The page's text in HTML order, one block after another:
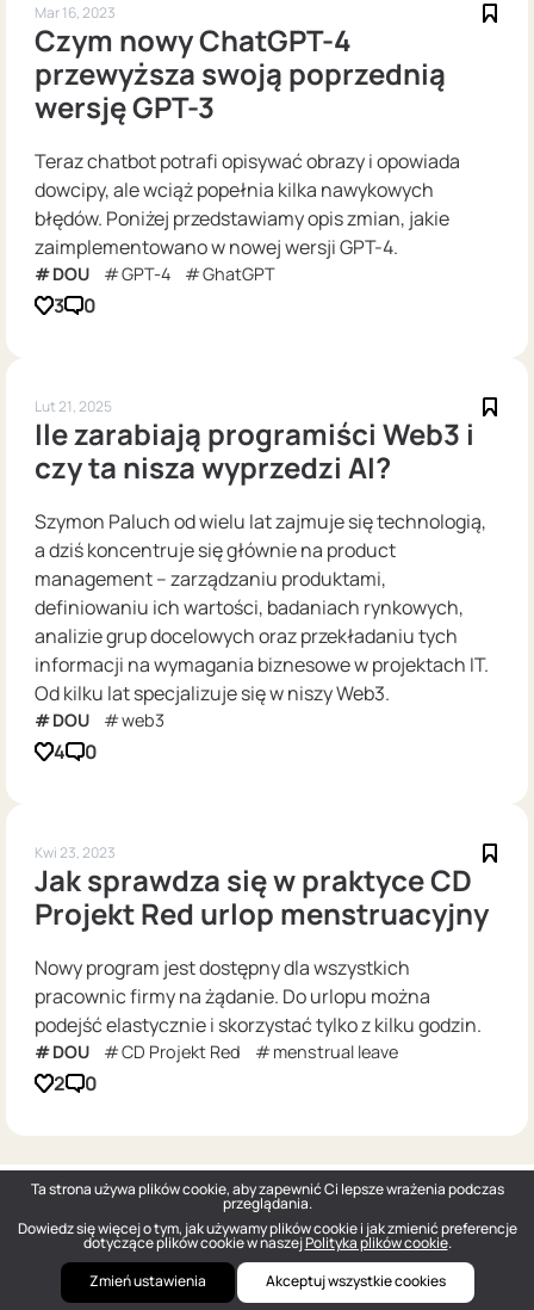
Mar 16, 2023
Czym nowy ChatGPT-4
przewyższa swoją poprzednią
wersję GPT-3
Teraz chatbot potrafi opisywać obrazy i opowiada
dowcipy, ale wciąż popełnia kilka nawykowych
błędów. Poniżej przedstawiamy opis zmian, jakie
zaimplementowano w nowej wersji GPT-4.
DOU GPT-4 GhatGPT
3 0
Lut 21, 2025
Ile zarabiają programiści Web3 i
czy ta nisza wyprzedzi AI?
Szymon Paluch od wielu lat zajmuje się technologią,
a dziś koncentruje się głównie na product
management – zarządzaniu produktami,
definiowaniu ich wartości, badaniach rynkowych,
analizie grup docelowych oraz przekładaniu tych
informacji na wymagania biznesowe w projektach IT.
Od kilku lat specjalizuje się w niszy Web3.
DOU web3
4 0
Kwi 23, 2023
Jak sprawdza się w praktyce CD
Projekt Red urlop menstruacyjny
Nowy program jest dostępny dla wszystkich
pracownic firmy na żądanie. Do urlopu można
podejść elastycznie i skorzystać tylko z kilku godzin.
DOU CD Projekt Red menstrual leave
2 0
Ta strona używa plików cookie, aby zapewnić Ci lepsze wrażenia podczas
przeglądania.
Dowiedz się więcej o tym, jak używamy plików cookie i jak zmienić preferencje
dotyczące plików cookie w naszejPolityka plików cookie.
Zmień ustawienia
Akceptuj wszystkie cookies